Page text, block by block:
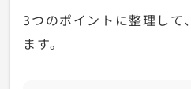
3つのポイントに整理して
ます。